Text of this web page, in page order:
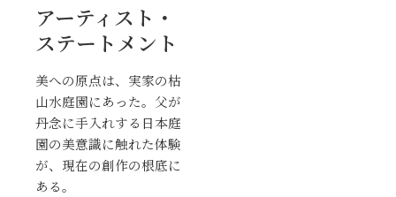
アーティスト・
ステートメント
美への原点は、実家の枯
山水庭園にあった。父が
丹念に手入れする日本庭
園の美意識に触れた体験
が、現在の創作の根底に
ある。